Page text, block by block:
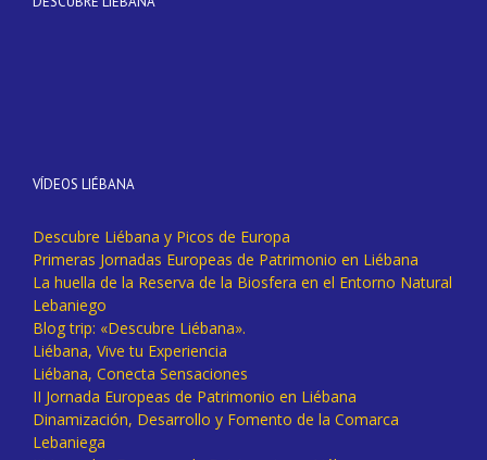
VÍDEOS LIÉBANA
Descubre Liébana y Picos de Europa
Primeras Jornadas Europeas de Patrimonio en Liébana
La huella de la Reserva de la Biosfera en el Entorno Natural
Lebaniego
Blog trip: «Descubre Liébana».
Liébana, Vive tu Experiencia
Liébana, Conecta Sensaciones
II Jornada Europeas de Patrimonio en Liébana
Dinamización, Desarrollo y Fomento de la Comarca
Lebaniega